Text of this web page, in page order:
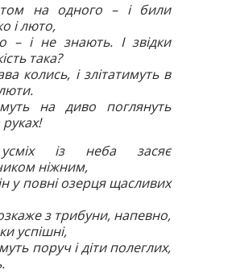
на одного – і били
і люто,
і не знають. І звідки
така?
колись, і злітатимуть в
на диво поглянуть
із неба засяє
ніжним,
у повні озерця щасливих
з трибуни, напевно,
успішні,
поруч і діти полеглих,